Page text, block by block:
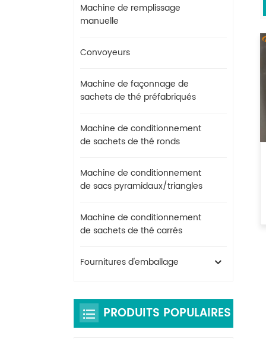
Machine de remplissage
manuelle
Convoyeurs
Machine de façonnage de
sachets de thé préfabriqués
Machine de conditionnement
de sachets de thé ronds
Machine de conditionnement
de sacs pyramidaux/triangles
Machine de conditionnement
de sachets de thé carrés
Fournitures d'emballage
PRODUITS POPULAIRES